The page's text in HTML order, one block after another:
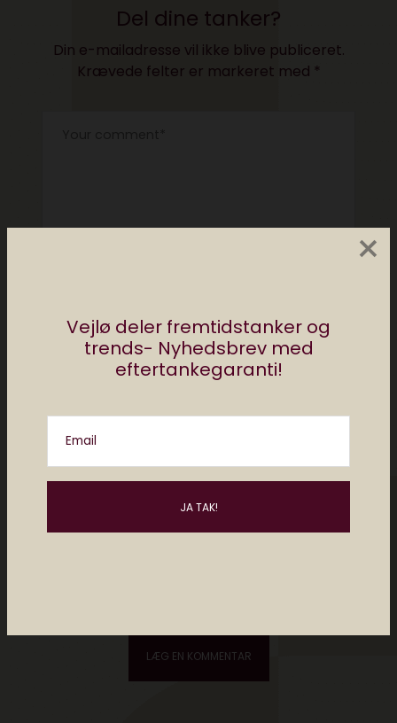
Vejlø deler fremtidstanker og
trends- Nyhedsbrev med
eftertankegaranti!
Email
×
Del dine tanker?
Din e-mailadresse vil ikke blive publiceret.
Krævede felter er markeret med *